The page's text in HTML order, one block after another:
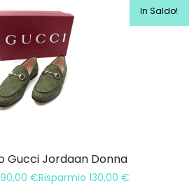
In Saldo!
Gucci Jordaan Donna
€Risparmio 130,00 €